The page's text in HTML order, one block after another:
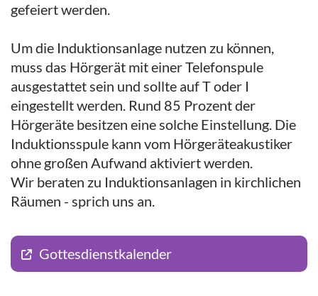
gefeiert werden.
Um die Induktionsanlage nutzen zu können,
muss das Hörgerät mit einer Telefonspule
ausgestattet sein und sollte auf T oder I
eingestellt werden. Rund 85 Prozent der
Hörgeräte besitzen eine solche Einstellung. Die
Induktionsspule kann vom Hörgeräteakustiker
ohne großen Aufwand aktiviert werden.
Wir beraten zu Induktionsanlagen in kirchlichen
Räumen - sprich uns an.
Gottesdienstkalender